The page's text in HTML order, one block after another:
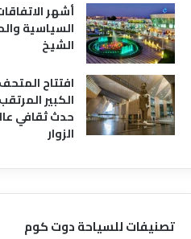
أشهر
السياسية
الشيخ
افتتاح
الكبير
حدث ثقافي
الزوار
تصنيفات للسياحة دوت كوم